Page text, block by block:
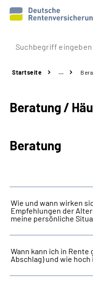
Prävention
Rente
Über uns & Presse
Online-Services
Startseite …
Beratung /
Beratung
Wie und wann wirken
Empfehlungen der
meine persönliche
Wann kann ich in Rente
Abschlag) und wie